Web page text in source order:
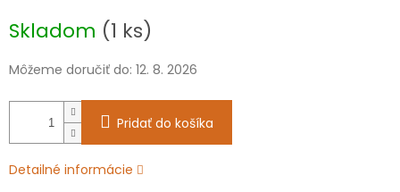
cena:
Skladom (1 ks)
Môžeme doručiť do: 12. 8. 2026
Pridať do košíka
Detailné informácie